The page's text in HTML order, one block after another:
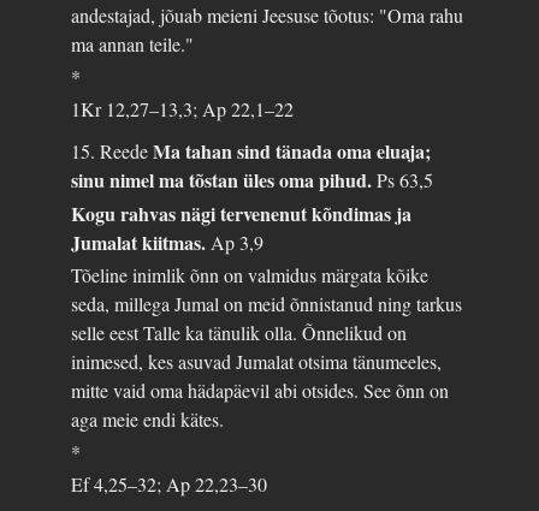
andestajad, jõuab meieni Jeesuse tõotus: "Oma rahu
ma annan teile."
*
1Kr 12,27–13,3; Ap 22,1–22
15. ReedeMa tahan sind tänada oma eluaja;
sinu nimel ma tõstan üles oma pihud.Ps 63,5
Kogu rahvas nägi tervenenut kõndimas ja
Jumalat kiitmas.Ap 3,9
Tõeline inimlik õnn on valmidus märgata kõike
seda, millega Jumal on meid õnnistanud ning tarkus
selle eest Talle ka tänulik olla. Õnnelikud on
inimesed, kes asuvad Jumalat otsima tänumeeles,
mitte vaid oma hädapäevil abi otsides. See õnn on
aga meie endi kätes.
*
Ef 4,25–32; Ap 22,23–30